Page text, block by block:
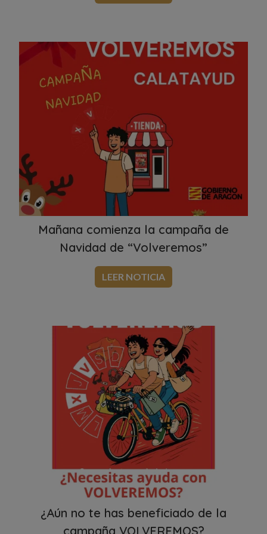
Mañana comienza la campaña de
Navidad de “Volveremos”
LEER NOTICIA
¿Aún no te has beneficiado de la
campaña VOLVEREMOS?